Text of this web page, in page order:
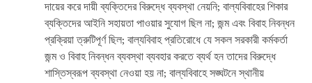
দায়ের করে দায়ী ব্যক্তিদের বিরুদ্ধে ব্যবস্থা নেয়নি; বাল্যবিবাহের শিকার
ব্যক্তিদের আইনি সহায়তা পাওয়ার সুযোগ ছিল না; জন্ম এবং বিবাহ নিবন্ধন
প্রক্রিয়া ত্রুটিপূর্ণ ছিল; বাল্যবিবাহ প্রতিরোধে যে সকল সরকারী কর্মকর্তা
জন্ম ও বিবাহ নিবন্ধন ব্যবস্থা ব্যবহার করতে ব্যর্থ হন তাদের বিরুদ্ধে
শাস্তিস্বরূপ ব্যবস্থা নেওয়া হয় না; বাল্যবিবাহে সঙ্ঘটনে স্থানীয়